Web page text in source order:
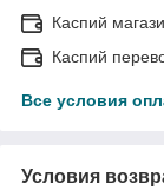
Каспий
Каспий
Все условия
Условия